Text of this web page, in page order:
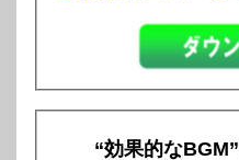
“効果的なBGM”